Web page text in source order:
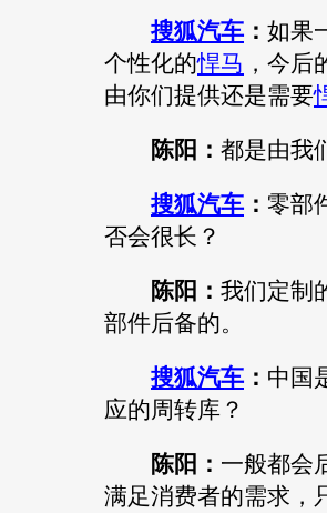
搜狐汽车 ： 如果
个性化的悍马 ，今后
由你们提供还是需要
陈阳： 都是由我
搜狐汽车 ： 零部
否会很长？
陈阳： 我们定制
部件后备的。
搜狐汽车 ： 中国
应的周转库？
陈阳： 一般都会
满足消费者的需求，